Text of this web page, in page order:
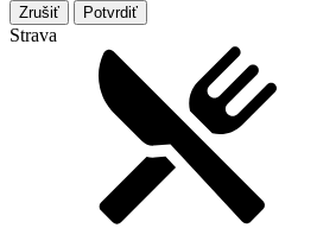
Zrušiť Potvrdiť
Strava